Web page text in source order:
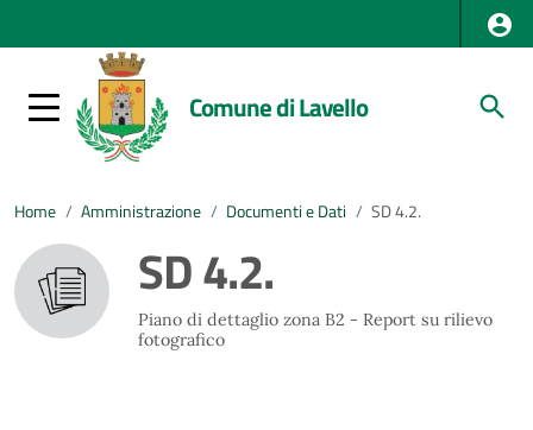
Comune di Lavello
Home / Amministrazione / Documenti e Dati / SD 4.2.
SD 4.2.
Piano di dettaglio zona B2 - Report su rilievo
fotografico